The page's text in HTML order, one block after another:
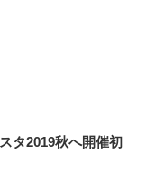
タ2019秋へ開催初